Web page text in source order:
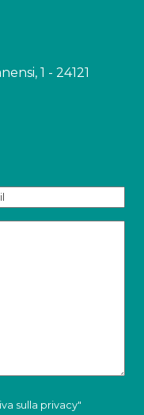
1 - 24121
sulla privacy"